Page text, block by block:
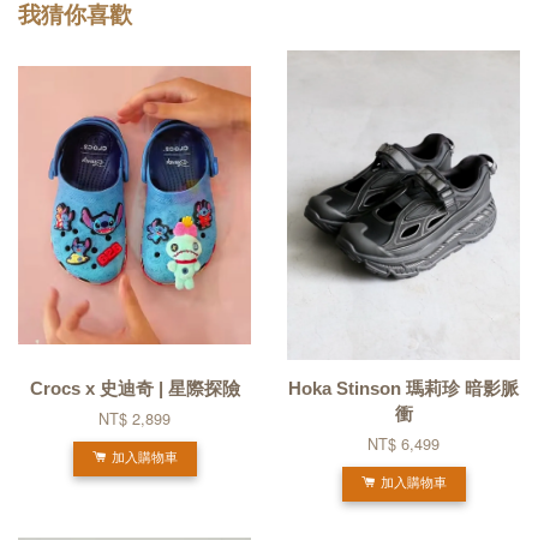
我猜你喜歡
Crocs x 史迪奇 | 星際探險
NT$ 2,899
加入購物車
Hoka Stinson 瑪莉珍 暗影脈
衝
NT$ 6,499
加入購物車